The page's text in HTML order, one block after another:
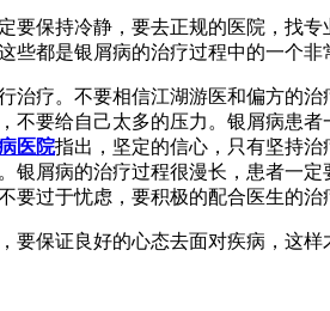
保持冷静，要去正规的医院，找
都是银屑病的治疗过程中的一个非
疗。不要相信江湖游医和偏方的
要给自己太多的压力。银屑病患
医院指出，坚定的信心，只有坚持治
屑病的治疗过程很漫长，患者一定
过于忧虑，要积极的配合医生的治
保证良好的心态去面对疾病，这